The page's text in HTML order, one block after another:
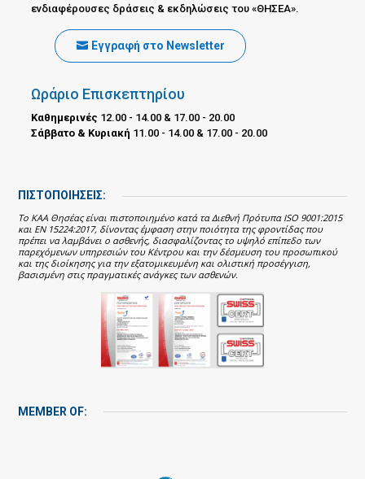
ενδιαφέρουσες δράσεις & εκδηλώσεις του «ΘΗΣΕΑ».
Εγγραφή στο Newsletter
Ωράριο Επισκεπτηρίου
Καθημερινές 12.00 - 14.00 & 17.00 - 20.00
Σάββατο & Κυριακή 11.00 - 14.00 & 17.00 - 20.00
ΠΙΣΤΟΠΟΙΗΣΕΙΣ:
Το ΚΑΑ Θησέας είναι πιστοποιημένο κατά τα Διεθνή Πρότυπα ISO 9001:2015
και EN 15224:2017, δίνοντας έμφαση στην ποιότητα της φροντίδας που
πρέπει να λαμβάνει ο ασθενής, διασφαλίζοντας το υψηλό επίπεδο των
παρεχόμενων υπηρεσιών του Κέντρου και την δέσμευση του προσωπικού
και της διοίκησης για την εξατομικευμένη και ολιστική προσέγγιση,
βασισμένη στις πραγματικές ανάγκες των ασθενών.
MEMBER OF: